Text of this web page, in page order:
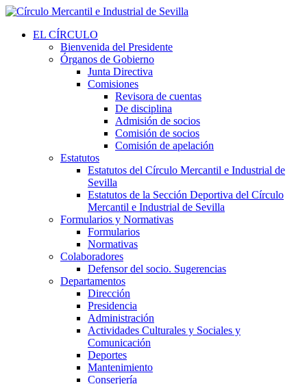
EL CÍRCULO
Bienvenida del Presidente
Órganos de Gobierno
Junta Directiva
Comisiones
Revisora de cuentas
De disciplina
Admisión de socios
Comisión de socios
Comisión de apelación
Estatutos
Estatutos del Círculo Mercantil e Industrial de
Sevilla
Estatutos de la Sección Deportiva del Círculo
Mercantil e Industrial de Sevilla
Formularios y Normativas
Formularios
Normativas
Colaboradores
Defensor del socio. Sugerencias
Departamentos
Dirección
Presidencia
Administración
Actividades Culturales y Sociales y
Comunicación
Deportes
Mantenimiento
Conserjería